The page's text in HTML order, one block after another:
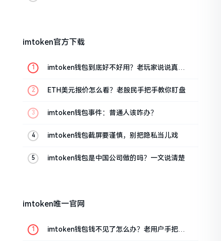
imtoken官方下载
imtoken钱包到底好不好用？老玩家说说真实
ETH美元报价怎么看？老股民手把手教你盯盘
imtoken钱包事件：普通人该咋办？
imtoken钱包截屏要谨慎，别把隐私当儿戏
imtoken钱包是中国公司做的吗？一文说清楚
imtoken唯一官网
imtoken钱包钱不见了怎么办？老用户手把手